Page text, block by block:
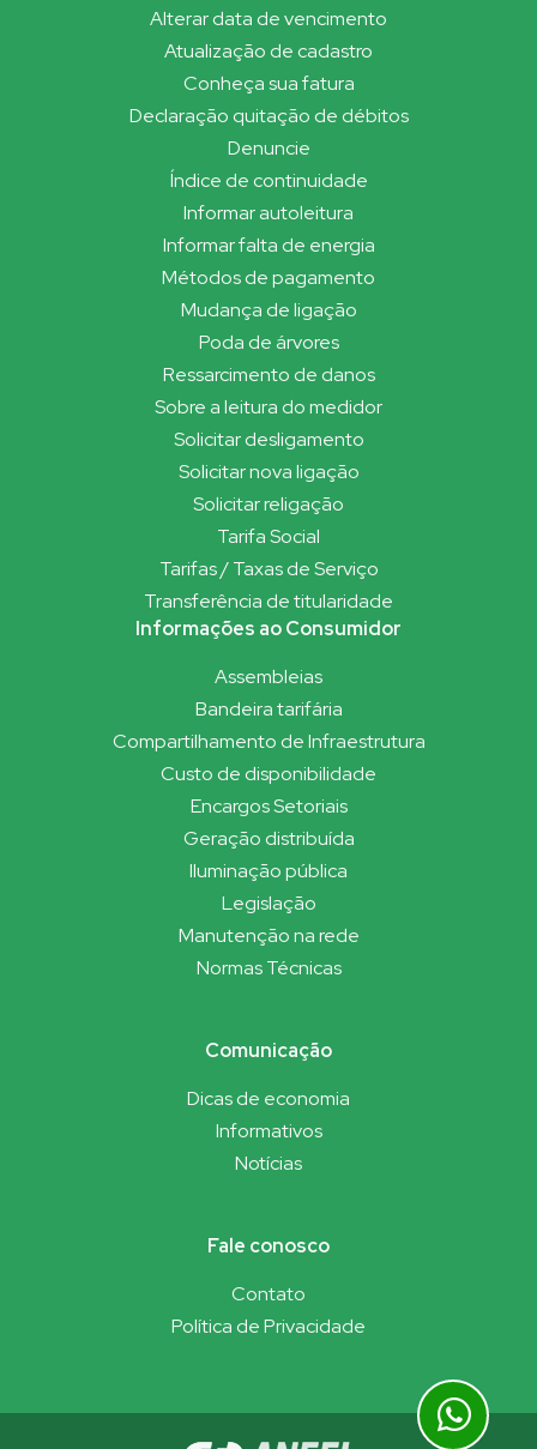
Alterar data de vencimento
Atualização de cadastro
Conheça sua fatura
Declaração quitação de débitos
Denuncie
Índice de continuidade
Informar autoleitura
Informar falta de energia
Métodos de pagamento
Mudança de ligação
Poda de árvores
Ressarcimento de danos
Sobre a leitura do medidor
Solicitar desligamento
Solicitar nova ligação
Solicitar religação
Tarifa Social
Tarifas / Taxas de Serviço
Transferência de titularidade
Informações ao Consumidor
Assembleias
Bandeira tarifária
Compartilhamento de Infraestrutura
Custo de disponibilidade
Encargos Setoriais
Geração distribuída
Iluminação pública
Legislação
Manutenção na rede
Normas Técnicas
Comunicação
Dicas de economia
Informativos
Notícias
Fale conosco
Contato
Política de Privacidade